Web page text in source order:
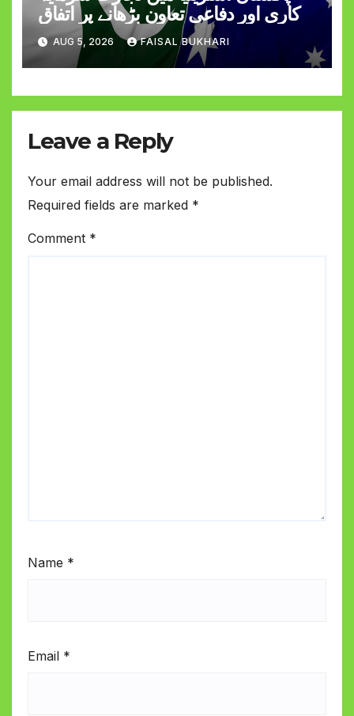
کاری اور دفاعی تعاون بڑھانے پر اتفاق
AUG 5, 2026 FAISAL BUKHARI
Leave a Reply
Your email address will not be published.
Required fields are marked *
Comment *
Name *
Email *